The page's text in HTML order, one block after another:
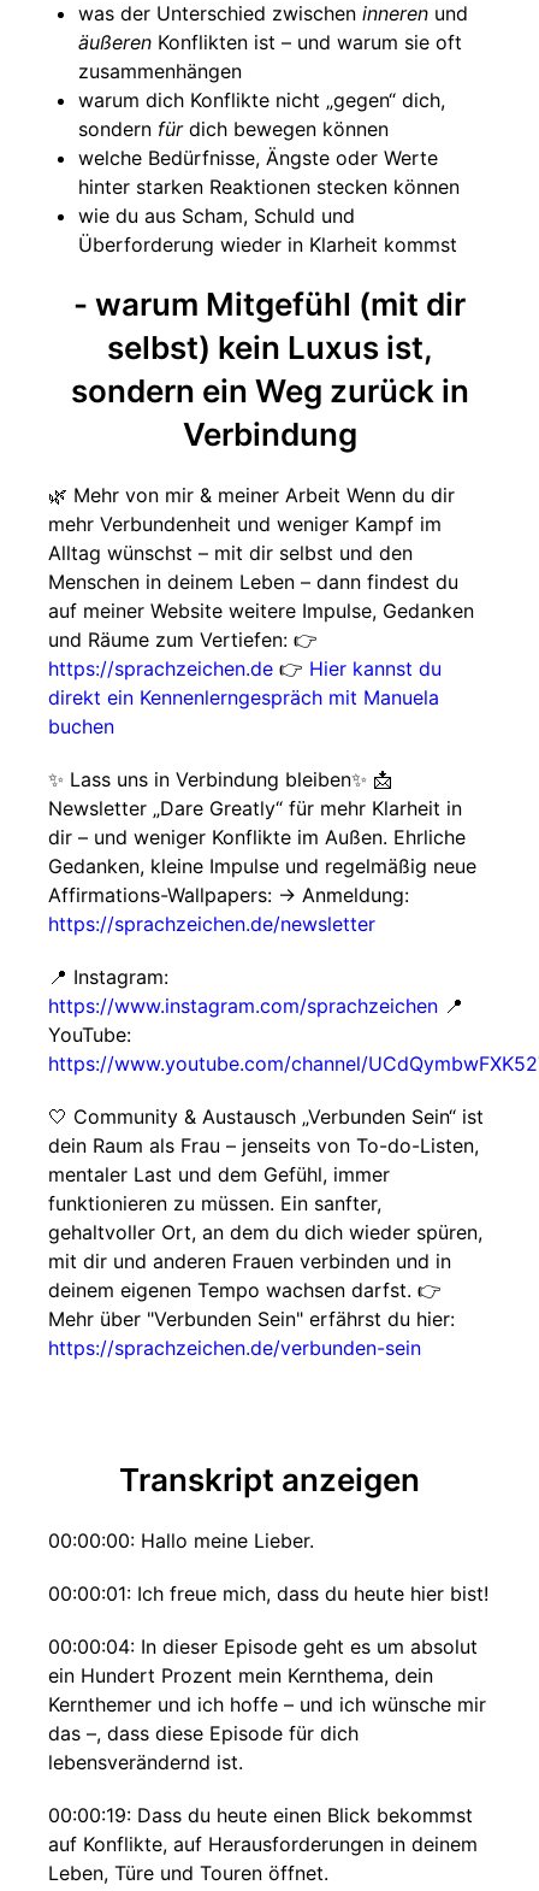
was der Unterschied zwischen inneren und
äußeren Konflikten ist – und warum sie oft
zusammenhängen
warum dich Konflikte nicht „gegen“ dich,
sondern fürdich bewegen können
welche Bedürfnisse, Ängste oder Werte
hinter starken Reaktionen stecken können
wie du aus Scham, Schuld und
Überforderung wieder in Klarheit kommst
- warum Mitgefühl (mit dir
selbst) kein Luxus ist,
sondern ein Weg zurück in
Verbindung
🌿 Mehr von mir & meiner Arbeit Wenn du dir
mehr Verbundenheit und weniger Kampf im
Alltag wünschst – mit dir selbst und den
Menschen in deinem Leben – dann findest du
auf meiner Website weitere Impulse, Gedanken
und Räume zum Vertiefen: 👉
https://sprachzeichen.de 👉 Hier kannst du
direkt ein Kennenlerngespräch mit Manuela
buchen
✨ Lass uns in Verbindung bleiben✨ 📩
Newsletter „Dare Greatly“ für mehr Klarheit in
dir – und weniger Konflikte im Außen. Ehrliche
Gedanken, kleine Impulse und regelmäßig neue
Affirmations-Wallpapers: → Anmeldung:
https://sprachzeichen.de/newsletter
📍 Instagram:
https://www.instagram.com/sprachzeichen 📍
YouTube:
https://www.youtube.com/channel/
🤍 Community & Austausch „Verbunden Sein“ ist
dein Raum als Frau – jenseits von To-do-Listen,
mentaler Last und dem Gefühl, immer
funktionieren zu müssen. Ein sanfter,
gehaltvoller Ort, an dem du dich wieder spüren,
mit dir und anderen Frauen verbinden und in
deinem eigenen Tempo wachsen darfst. 👉
Mehr über "Verbunden Sein" erfährst du hier:
https://sprachzeichen.de/verbunden-sein
Transkript anzeigen
00:00:00: Hallo meine Lieber.
00:00:01: Ich freue mich, dass du heute hier bist!
00:00:04: In dieser Episode geht es um absolut
ein Hundert Prozent mein Kernthema, dein
Kernthemer und ich hoffe – und ich wünsche mir
das –, dass diese Episode für dich
lebensverändernd ist.
00:00:19: Dass du heute einen Blick bekommst
auf Konflikte, auf Herausforderungen in deinem
Leben, Türe und Touren öffnet.